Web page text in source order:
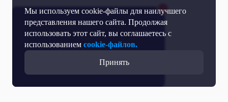
Мы используем cookie-файлы для наилучшего
представления нашего сайта. Продолжая
использовать этот сайт, вы соглашаетесь с
использованием cookie-файлов.
Принять